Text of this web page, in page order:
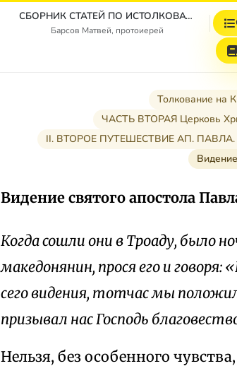
СБОРНИК СТАТЕЙ ПО ИСТОЛКОВАТЕЛЬНОМУ И НАЗИДАТЕЛЬНОМУ ЧТЕНИЮ ДЕЯНИЙ СВЯТЫХ АПОСТОЛОВ
Барсов Матвей, протоиерей
Толкование на
ЧАСТЬ ВТОРАЯ Церковь
II. ВТОРОЕ ПУТЕШЕСТВИЕ АП. ПАВЛА.
Видение святого апостола
Когда сошли они в Троаду, было
македонянин, прося его и
сего видения, тотчас мы
призывал нас Господь
Нельзя, без особенного